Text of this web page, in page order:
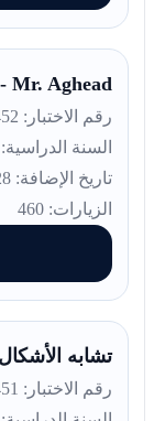
Mr. Aghead
رقم الاختبار: 1452
السنة الدراسية: 2025/2026
تاريخ الإضافة: 28-05-2026
الزيارات: 460
تشابه
رقم الاختبار: 1451